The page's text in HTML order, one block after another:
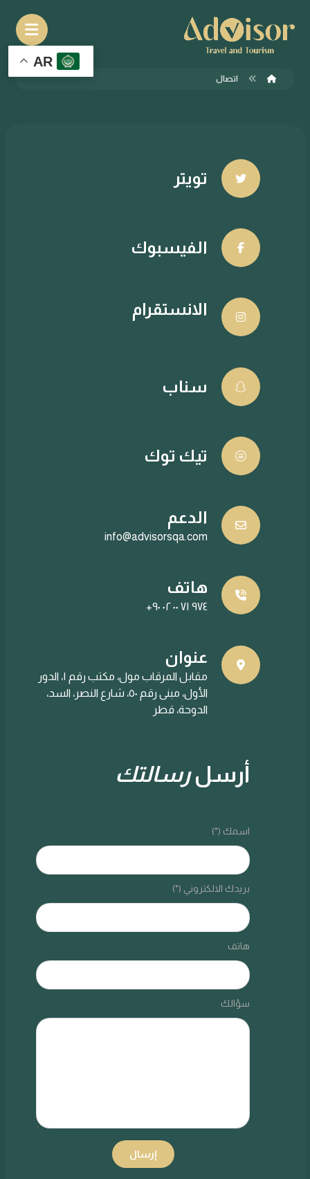
اتصال
تويتر
الفيسبوك
الانستقرام
سناب
تيك توك
الدعم
info@advisorsqa.com
هاتف
+٩٧٤ ٧١ ٠٠ ٠٢ ٩٠
عنوان
مقابل المرقاب مول، مكتب رقم ١، الدور
الأول، مبنى رقم ٥٠، شارع النصر، السد،
الدوحة، قطر
أرسلرسالتك
اسمك (*)
بريدك الالكتروني (*)
هاتف
سؤالك
إرسال
AR